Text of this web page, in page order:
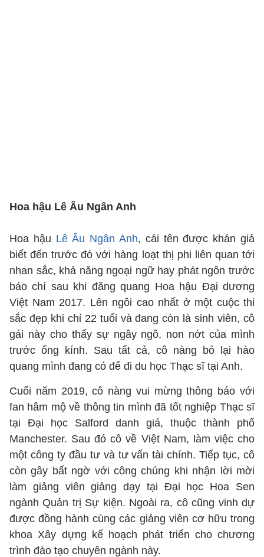
Hoa hậu Lê Âu Ngân Anh
Hoa hậu Lê Âu Ngân Anh, cái tên được khán giả
biết đến trước đó với hàng loạt thị phi liên quan tới
nhan sắc, khả năng ngoại ngữ hay phát ngôn trước
báo chí sau khi đăng quang Hoa hậu Đại dương
Việt Nam 2017. Lên ngôi cao nhất ở một cuộc thi
sắc đẹp khi chỉ 22 tuổi và đang còn là sinh viên, cô
gái này cho thấy sự ngây ngô, non nớt của mình
trước ống kính. Sau tất cả, cô nàng bỏ lại hào
quang mình đang có để đi du học Thạc sĩ tại Anh.
Cuối năm 2019, cô nàng vui mừng thông báo với
fan hâm mộ về thông tin mình đã tốt nghiệp Thạc sĩ
tại Đại học Salford danh giá, thuộc thành phố
Manchester. Sau đó cô về Việt Nam, làm việc cho
một công ty đầu tư và tư vấn tài chính. Tiếp tục, cô
còn gây bất ngờ với công chúng khi nhận lời mời
làm giảng viên giảng dạy tại Đại học Hoa Sen
ngành Quản trị Sự kiện. Ngoài ra, cô cũng vinh dự
được đồng hành cùng các giảng viên cơ hữu trong
khoa Xây dựng kế hoạch phát triển cho chương
trình đào tạo chuyên ngành này.